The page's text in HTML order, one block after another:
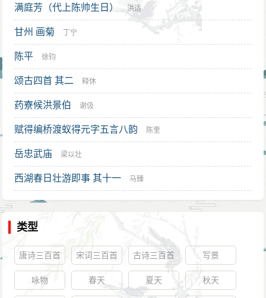
满庭芳（代上陈帅生日） 洪适
甘州 画菊 丁宁
陈平 徐钧
颂古四首 其二 释休
药寮候洪景伯 谢伋
赋得编桥渡蚁得元字五言八韵 陈奎
岳忠武庙 梁以壮
西湖春日壮游即事 其十一 马臻
类型
唐诗三百首 宋词三百首 古诗三百首 写景
咏物 春天 夏天 秋天